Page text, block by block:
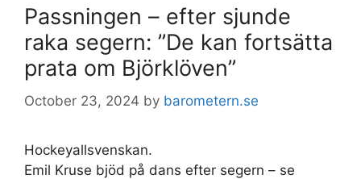
Passningen – efter sjunde
raka segern: ”De kan fortsätta
prata om Björklöven”
October 23, 2024 by barometern.se
Hockeyallsvenskan.
Emil Kruse bjöd på dans efter segern – se